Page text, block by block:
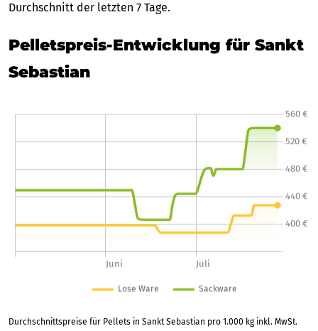
Durchschnitt der letzten 7 Tage.
Pelletspreis-Entwicklung für Sankt
Sebastian
Durchschnittspreise für Pellets in Sankt Sebastian pro 1.000 kg inkl. MwSt.